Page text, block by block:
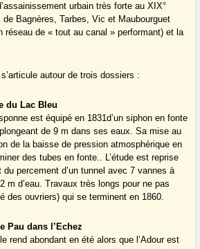
urbain très forte au XIX°
Bagnères, Tarbes, Vic et Maubourguet
réseau de « tout au canal » performant) et la
autour de trois dossiers :
du Lac Bleu
est équipé en 1831d’un siphon en fonte
de 9 m dans ses eaux. Sa mise au
de la baisse de pression atmosphérique en
des tubes en fonte.. L’étude est reprise
percement d’un tunnel avec 7 vannes à
m d’eau. Travaux très longs pour ne pas
des ouvriers) qui se terminent en 1860.
Pau dans l’Echez
rend abondant en été alors que l’Adour est